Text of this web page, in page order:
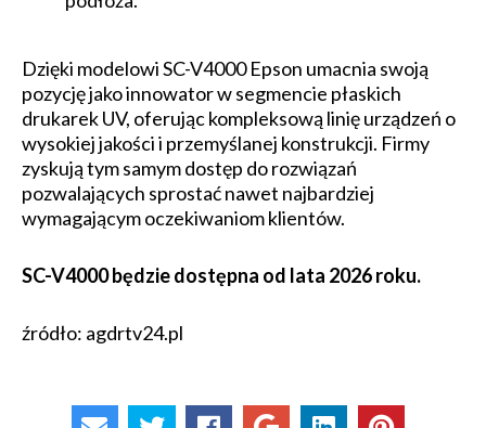
Dzięki modelowi SC-V4000 Epson umacnia swoją
pozycję jako innowator w segmencie płaskich
drukarek UV, oferując kompleksową linię urządzeń o
wysokiej jakości i przemyślanej konstrukcji. Firmy
zyskują tym samym dostęp do rozwiązań
pozwalających sprostać nawet najbardziej
wymagającym oczekiwaniom klientów.
SC-V4000 będzie dostępna od lata 2026 roku.
źródło: agdrtv24.pl